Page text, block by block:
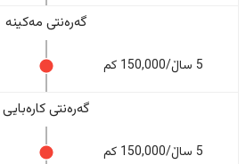
گەرەنتی مەکینە
5 ساڵ/150,000 کم
گەرەنتی کارەبایی
5 ساڵ/150,000 کم